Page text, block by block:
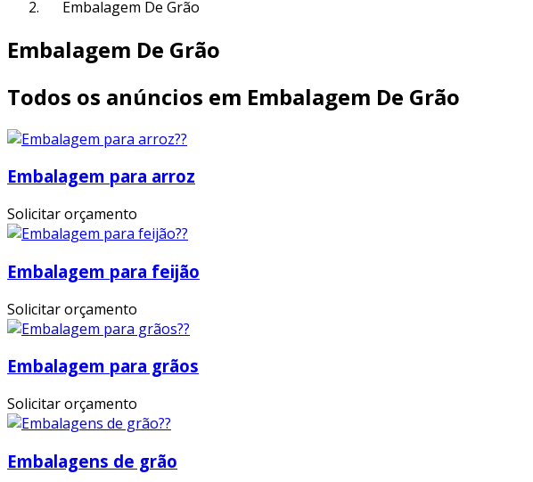
Embalagem De Grão
Embalagem De Grão
Todos os anúncios em Embalagem De Grão
Embalagem para arroz
Solicitar orçamento
Embalagem para feijão
Solicitar orçamento
Embalagem para grãos
Solicitar orçamento
Embalagens de grão